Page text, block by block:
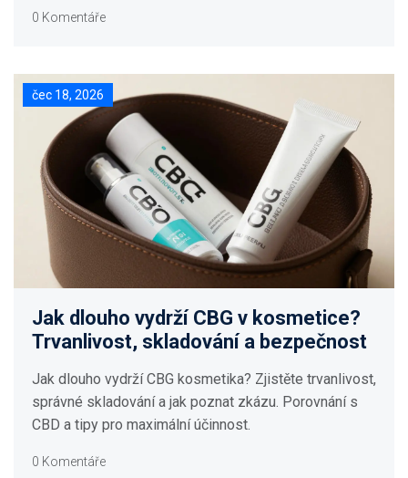
0 Komentáře
čec 18, 2026
Jak dlouho vydrží CBG v kosmetice?
Trvanlivost, skladování a bezpečnost
Jak dlouho vydrží CBG kosmetika? Zjistěte trvanlivost,
správné skladování a jak poznat zkázu. Porovnání s
CBD a tipy pro maximální účinnost.
0 Komentáře